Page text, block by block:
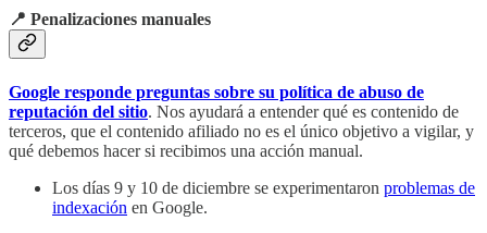
📍 Penalizaciones manuales
Google responde preguntas sobre su política de abuso de
reputación del sitio. Nos ayudará a entender qué es contenido de
terceros, que el contenido afiliado no es el único objetivo a vigilar, y
qué debemos hacer si recibimos una acción manual.
Los días 9 y 10 de diciembre se experimentaron problemas de
indexación en Google.